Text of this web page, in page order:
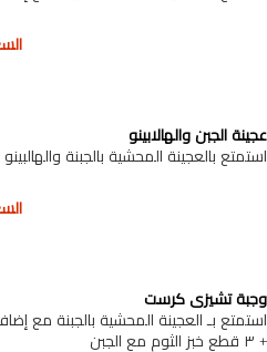
عجينة الجبن والهالابينو
استمتع بالعجينة المحشية بالجبنة
وجبة تشيزي كرست
استمتع بـ العجينة المحشية بالجبنة مع
+ ٣ قطع خبز الثوم مع الجبن